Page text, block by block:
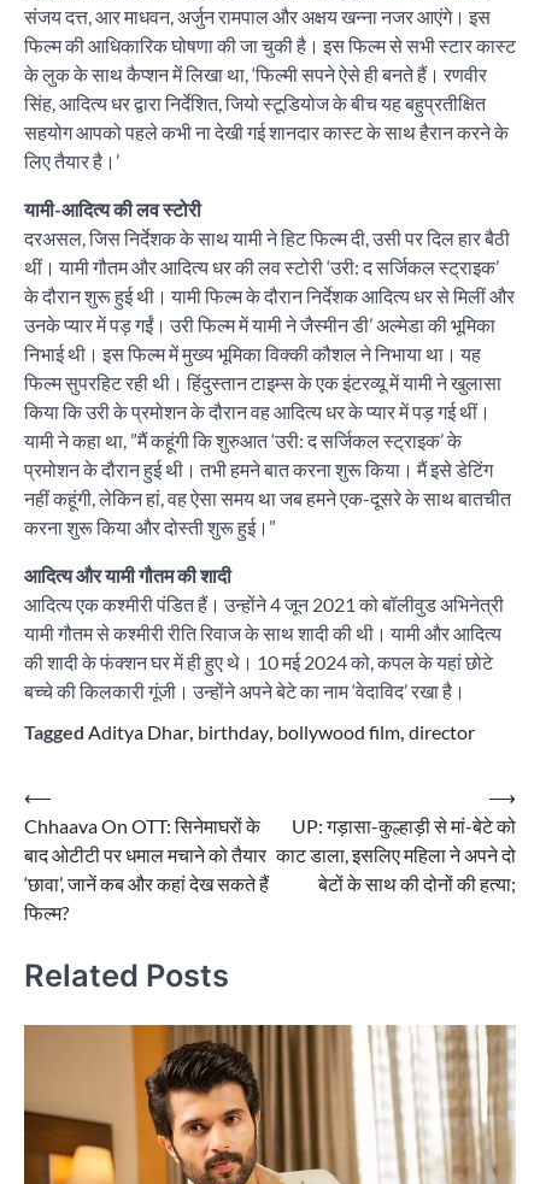
संजय दत्त, आर माधवन, अर्जुन रामपाल और अक्षय खन्ना नजर आएंगे। इस
फिल्म की आधिकारिक घोषणा की जा चुकी है। इस फिल्म से सभी स्टार कास्ट
के लुक के साथ कैप्शन में लिखा था, ‘फिल्मी सपने ऐसे ही बनते हैं। रणवीर
सिंह, आदित्य धर द्वारा निर्देशित, जियो स्टूडियोज के बीच यह बहुप्रतीक्षित
सहयोग आपको पहले कभी ना देखी गई शानदार कास्ट के साथ हैरान करने के
लिए तैयार है।’
यामी-आदित्य की लव स्टोरी
दरअसल, जिस निर्देशक के साथ यामी ने हिट फिल्म दी, उसी पर दिल हार बैठी
थीं। यामी गौतम और आदित्य धर की लव स्टोरी ‘उरी: द सर्जिकल स्ट्राइक’
के दौरान शुरू हुई थी। यामी फिल्म के दौरान निर्देशक आदित्य धर से मिलीं और
उनके प्यार में पड़ गईं। उरी फिल्म में यामी ने जैस्मीन डी’ अल्मेडा की भूमिका
निभाई थी। इस फिल्म में मुख्य भूमिका विक्की कौशल ने निभाया था। यह
फिल्म सुपरहिट रही थी। हिंदुस्तान टाइम्स के एक इंटरव्यू में यामी ने खुलासा
किया कि उरी के प्रमोशन के दौरान वह आदित्य धर के प्यार में पड़ गई थीं।
यामी ने कहा था, ”मैं कहूंगी कि शुरुआत ‘उरी: द सर्जिकल स्ट्राइक’ के
प्रमोशन के दौरान हुई थी। तभी हमने बात करना शुरू किया। मैं इसे डेटिंग
नहीं कहूंगी, लेकिन हां, वह ऐसा समय था जब हमने एक-दूसरे के साथ बातचीत
करना शुरू किया और दोस्ती शुरू हुई।”
आदित्य और यामी गौतम की शादी
आदित्य एक कश्मीरी पंडित हैं। उन्होंने 4 जून 2021 को बॉलीवुड अभिनेत्री
यामी गौतम से कश्मीरी रीति रिवाज के साथ शादी की थी। यामी और आदित्य
की शादी के फंक्शन घर में ही हुए थे। 10 मई 2024 को, कपल के यहां छोटे
बच्चे की किलकारी गूंजी। उन्होंने अपने बेटे का नाम ‘वेदाविद’ रखा है।
Tagged Aditya Dhar, birthday, bollywood film, director
Post
navigation
⟵
Chhaava On OTT: सिनेमाघरों के
बाद ओटीटी पर धमाल मचाने को तैयार
‘छावा’, जानें कब और कहां देख सकते हैं
फिल्म?
UP: गड़ासा-कुल्हाड़ी से मां-बेटे को
काट डाला, इसलिए महिला ने अपने दो
बेटों के साथ की दोनों की हत्या;
⟶
Related Posts